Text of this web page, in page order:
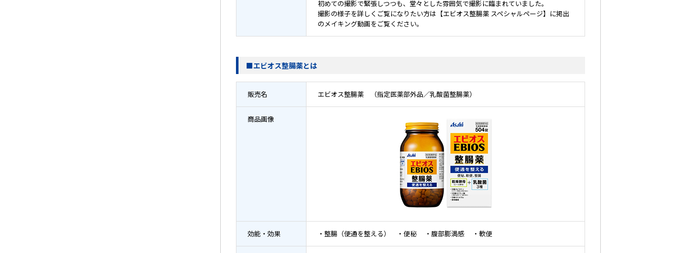
初めての撮影で緊張しつつも、堂々とした雰囲気で撮影に臨まれていました。
撮影の様子を詳しくご覧になりたい方は【エビオス整腸薬 スペシャルページ】に掲出
のメイキング動画をご覧ください。
■エビオス整腸薬とは
販売名 エビオス整腸薬 （指定医薬部外品／乳酸菌整腸薬）
商品画像
効能・効果 ・整腸（便通を整える） ・便秘 ・腹部膨満感 ・軟便